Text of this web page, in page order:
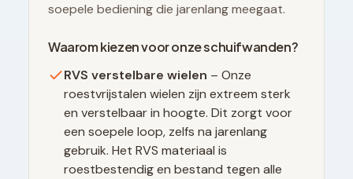
soepele bediening die jarenlang meegaat.
Waarom kiezen voor onze schuifwanden?
RVS verstelbare wielen – Onze
roestvrijstalen wielen zijn extreem sterk
en verstelbaar in hoogte. Dit zorgt voor
een soepele loop, zelfs na jarenlang
gebruik. Het RVS materiaal is
roestbestendig en bestand tegen alle